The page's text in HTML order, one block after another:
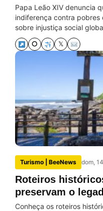
Papa Leão XIV denuncia
indiferença contra pobres
sobre injustiça social
⭘ 𝕏
Turismo | BeeNews dom,
Roteiros
preservam o
Conheça os roteiros